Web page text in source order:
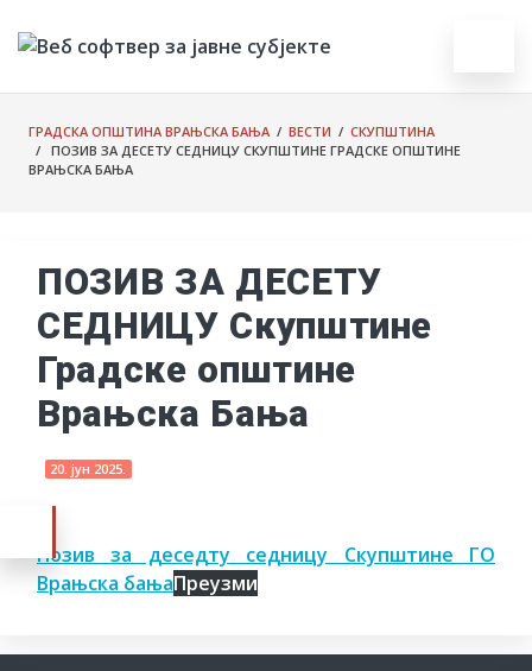
ГРАДСКА ОПШТИНА ВРАЊСКА БАЊА / ВЕСТИ / СКУПШТИНА
/ ПОЗИВ ЗА ДЕСЕТУ СЕДНИЦУ СКУПШТИНЕ ГРАДСКЕ ОПШТИНЕ
ВРАЊСКА БАЊА
ПОЗИВ ЗА ДЕСЕТУ
СЕДНИЦУ Скупштине
Градске општине
Врањска Бања
20. јун 2025.
Позив за деседту седницу Скупштине ГО
Врањска бањаПреузми